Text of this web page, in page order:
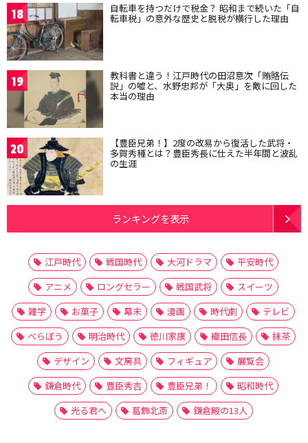
18 自転車を持つだけで税金？ 昭和まで続いた「自
転車税」の意外な歴史と脱税が横行した理由
19 教科書と違う！江戸時代の田沼意次「賄賂伝
説」の嘘と、水野忠邦が「大奥」を敵に回した
本当の理由
20 【豊臣兄弟！】2度の改易から復活した武将・
多賀秀種とは？豊臣秀長に仕えた半年間と波乱
の生涯
ランキングを表示
江戸時代 戦国時代 大河ドラマ
平安時代
アニメ
ロングセラー 戦国武将
スイーツ
雑学
お菓子 幕末 漫画 時代劇
テレビ
べらぼう
明治時代 徳川家康 織田信長
抹茶
デザイン
文房具 フィギュア
展覧会
鎌倉時代
豊臣秀吉 豊臣兄弟！
昭和時代
光る君へ
葛飾北斎 鎌倉殿の13人